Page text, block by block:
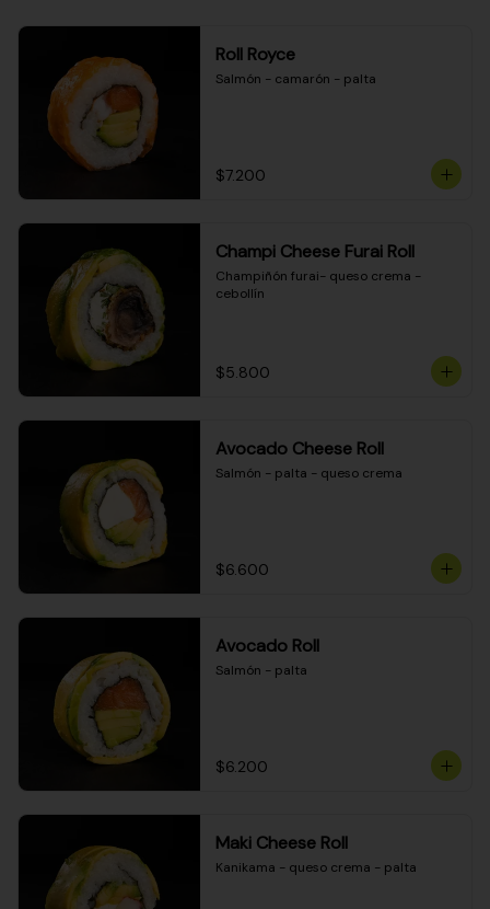
Roll Royce
Salmón - camarón - palta
$7.200
Champi Cheese Furai Roll
Champiñón furai- queso crema -
cebollín
$5.800
Avocado Cheese Roll
Salmón - palta - queso crema
$6.600
Avocado Roll
Salmón - palta
$6.200
Maki Cheese Roll
Kanikama - queso crema - palta